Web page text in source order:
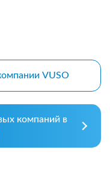
VUSO
компаний в